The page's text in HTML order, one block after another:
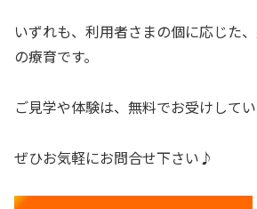
いずれも、利用者さまの個に応じた
の療育です。
ご見学や体験は、無料でお受けしてい
ぜひお気軽にお問合せ下さい♪